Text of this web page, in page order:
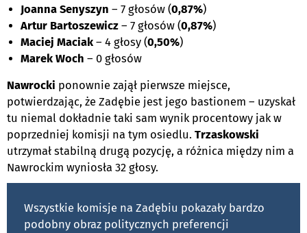
Joanna Senyszyn – 7 głosów (0,87%)
Artur Bartoszewicz – 7 głosów (0,87%)
Maciej Maciak – 4 głosy (0,50%)
Marek Woch – 0 głosów
Nawrocki ponownie zajął pierwsze miejsce,
potwierdzając, że Zadębie jest jego bastionem – uzyskał
tu niemal dokładnie taki sam wynik procentowy jak w
poprzedniej komisji na tym osiedlu. Trzaskowski
utrzymał stabilną drugą pozycję, a różnica między nim a
Nawrockim wyniosła 32 głosy.
Wszystkie komisje na Zadębiu pokazały bardzo
podobny obraz politycznych preferencji